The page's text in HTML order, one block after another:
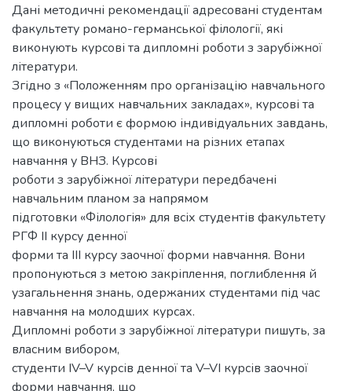
Дані методичні рекомендації адресовані студентам
факультету романо-германської філології, які
виконують курсові та дипломні роботи з зарубіжної
літератури.
Згідно з «Положенням про організацію навчального
процесу у вищих навчальних закладах», курсові та
дипломні роботи є формою індивідуальних завдань,
що виконуються студентами на різних етапах
навчання у ВНЗ. Курсові
роботи з зарубіжної літератури передбачені
навчальним планом за напрямом
підготовки «Філологія» для всіх студентів факультету
РГФ ІІ курсу денної
форми та ІІІ курсу заочної форми навчання. Вони
пропонуються з метою закріплення, поглиблення й
узагальнення знань, одержаних студентами під час
навчання на молодших курсах.
Дипломні роботи з зарубіжної літератури пишуть, за
власним вибором,
студенти IV–V курсів денної та V–VІ курсів заочної
форми навчання, що